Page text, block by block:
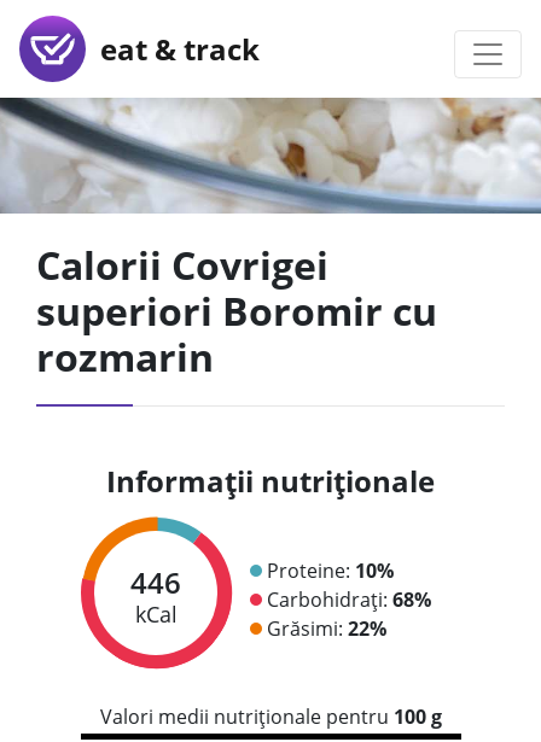
eat & track
Calorii Covrigei
superiori Boromir cu
rozmarin
Informații nutriționale
446
kCal
Proteine: 10%
Carbohidrați: 68%
Grăsimi: 22%
Valori medii nutriționale pentru 100 g